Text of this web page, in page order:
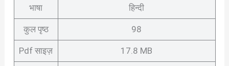
भाषा हिन्दी
कुल पृष्ठ 98
Pdf साइज़ 17.8 MB